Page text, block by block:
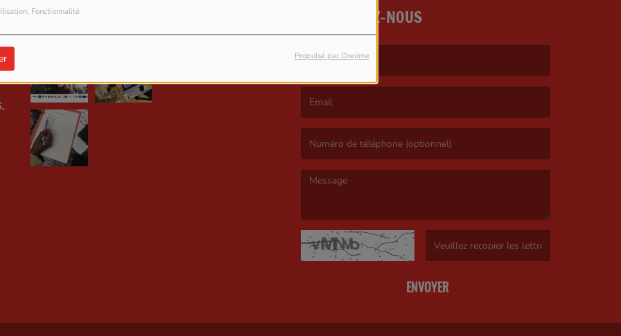
Fonctionnalité
Propulsé par Orejime
PHOTOS CONTACTEZ-NOUS
(Le nom est obligatoire. )
ENVOYER